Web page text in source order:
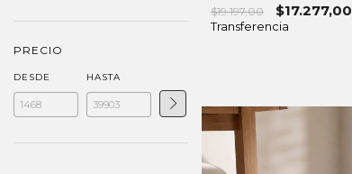
PRECIO
DESDE HASTA
$19.197,00 $17.277,00
Transferencia